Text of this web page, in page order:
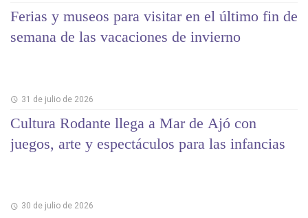
Ferias y museos para visitar en el último fin de
semana de las vacaciones de invierno
31 de julio de 2026
Cultura Rodante llega a Mar de Ajó con
juegos, arte y espectáculos para las infancias
30 de julio de 2026